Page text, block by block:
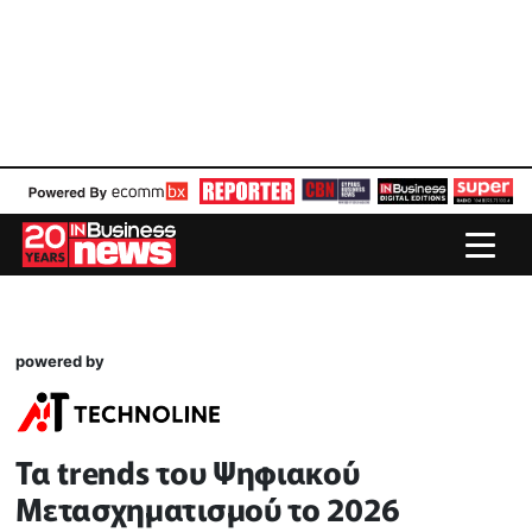
powered by
Τα trends του Ψηφιακού
Μετασχηματισμού το 2026